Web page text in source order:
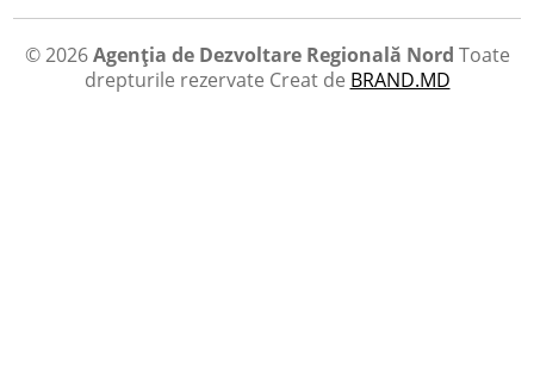
© 2026Agenția de Dezvoltare Regională Nord Toate
drepturile rezervate Creat de BRAND.MD